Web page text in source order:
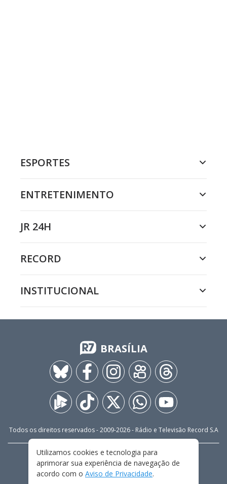
ESPORTES
ENTRETENIMENTO
JR 24H
RECORD
INSTITUCIONAL
BRASÍLIA
Todos os direitos reservados - 2009-2026- Rádio e Televisão Record S.A
FALE CONOSCO
PRIVACIDADE
TERMOS E CONDIÇÕES DE USO
Utilizamos cookies e tecnologia para
aprimorar sua experiência de navegação de
acordo com o Aviso de Privacidade.